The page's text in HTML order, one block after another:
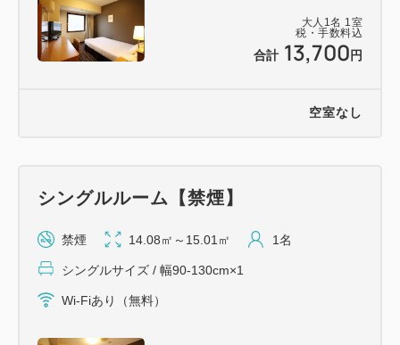
〈スマイルホテルに泊まるなら『Aカード』がお得で
便利！〉
https://www.acard.jp/about_ac.php
・JR徳島駅より徒歩約5分
・徳島阿波おどり空港より車で30分（リムジンバ
・徳島自動車道「徳島IC」より約15分
・徒歩5分圏内にコンビニ3店舗有り。
大人 1 名 1 室
税・手数料込
合計 13,700 円
空室なし
シングルルーム【禁煙】
禁煙 14.08㎡～15.01㎡ 1名
シングルサイズ / 幅90-130cm×1
Wi-Fiあり（無料）